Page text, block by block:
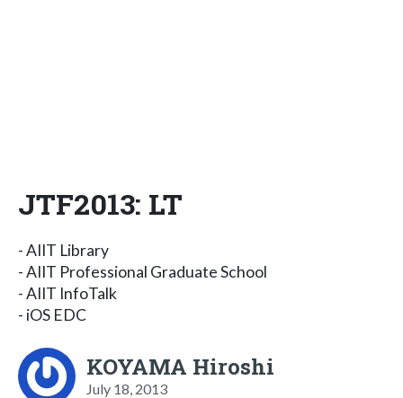
JTF2013: LT
- AIIT Library
- AIIT Professional Graduate School
- AIIT InfoTalk
- iOS EDC
KOYAMA Hiroshi
July 18, 2013